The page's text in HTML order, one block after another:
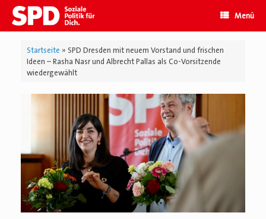
Inhalt
springen
Menü
Startseite » SPD Dresden mit neuem Vorstand und frischen
Ideen – Rasha Nasr und Albrecht Pallas als Co-Vorsitzende
wiedergewählt